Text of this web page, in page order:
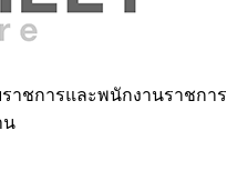
าชการและพนักงานราชการ
น